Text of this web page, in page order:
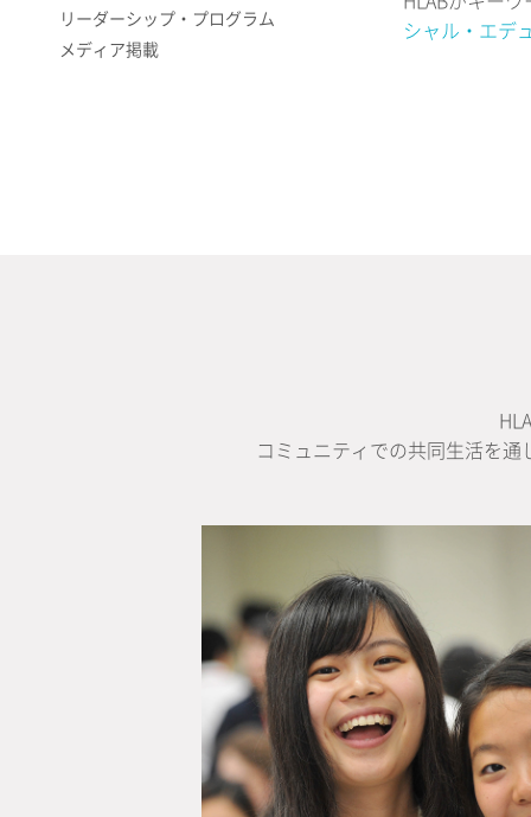
シャル・エデ
リーダーシップ・プログラム
メディア掲載
コミュニティでの共同生活を